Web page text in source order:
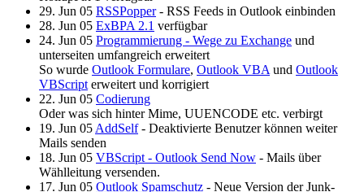
29. Jun 05 RSSPopper- RSS Feeds in Outlook einbinden
28. Jun 05 ExBPA 2.1 verfügbar
24. Jun 05 Programmierung - Wege zu Exchange und
unterseiten umfangreich erweitert
So wurde Outlook Formulare, Outlook VBA und Outlook
VBScript erweitert und korrigiert
22. Jun 05 Codierung
Oder was sich hinter Mime, UUENCODE etc. verbirgt
19. Jun 05 AddSelf- Deaktivierte Benutzer können weiter
Mails senden
18. Jun 05 VBScript - Outlook Send Now - Mails über
Wählleitung versenden.
17. Jun 05 Outlook Spamschutz - Neue Version der Junk-